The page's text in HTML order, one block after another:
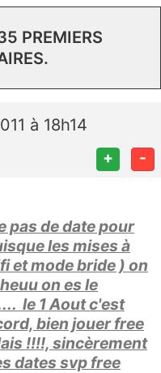
PREMIERS
à 18h14
+ -
pas de date pour
les mises à
et mode bride ) on
on es le
le 1 Aout c'est
bien jouer free
!!!!, sincèrement
dates svp free